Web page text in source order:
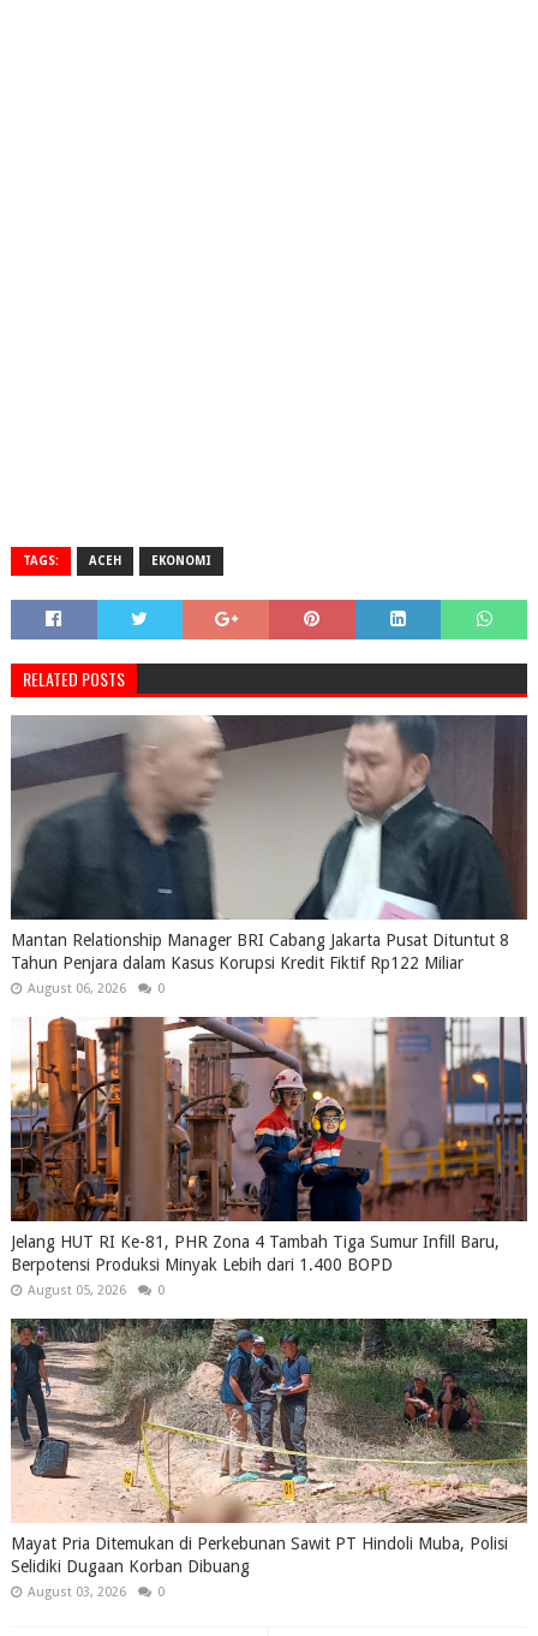
TAGS: ACEH EKONOMI
RELATED POSTS
Mantan Relationship Manager BRI Cabang Jakarta Pusat Dituntut 8
Tahun Penjara dalam Kasus Korupsi Kredit Fiktif Rp122 Miliar
August 06, 2026 0
Jelang HUT RI Ke-81, PHR Zona 4 Tambah Tiga Sumur Infill Baru,
Berpotensi Produksi Minyak Lebih dari 1.400 BOPD
August 05, 2026 0
Mayat Pria Ditemukan di Perkebunan Sawit PT Hindoli Muba, Polisi
Selidiki Dugaan Korban Dibuang
August 03, 2026 0